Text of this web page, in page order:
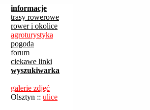
informacje
trasy rowerowe
rower i okolice
agroturystyka
pogoda
forum
ciekawe linki
wyszukiwarka
galerie zdjęć
Olsztyn :: ulice